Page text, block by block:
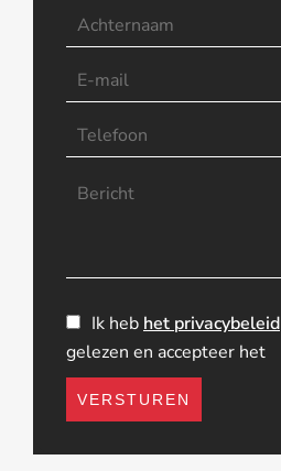
Ik heb het privacybeleid
gelezen en accepteer het
VERSTUREN